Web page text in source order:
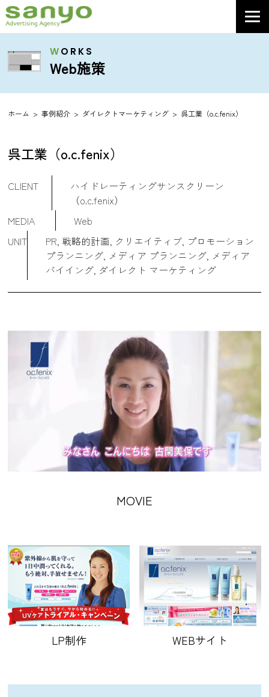
WORKS
Web施策
ホーム 事例紹介 ダイレクトマーケティング 呉工業（o.c.fenix）
呉工業（o.c.fenix）
CLIENT
ハイドレーティングサンスクリーン
（o.c.fenix）
MEDIA
Web
UNIT
PR, 戦略的計画, クリエイティブ, プロモーション
プランニング, メディア プランニング, メディア
バイイング, ダイレクト マーケティング
MOVIE
LP制作 WEBサイト